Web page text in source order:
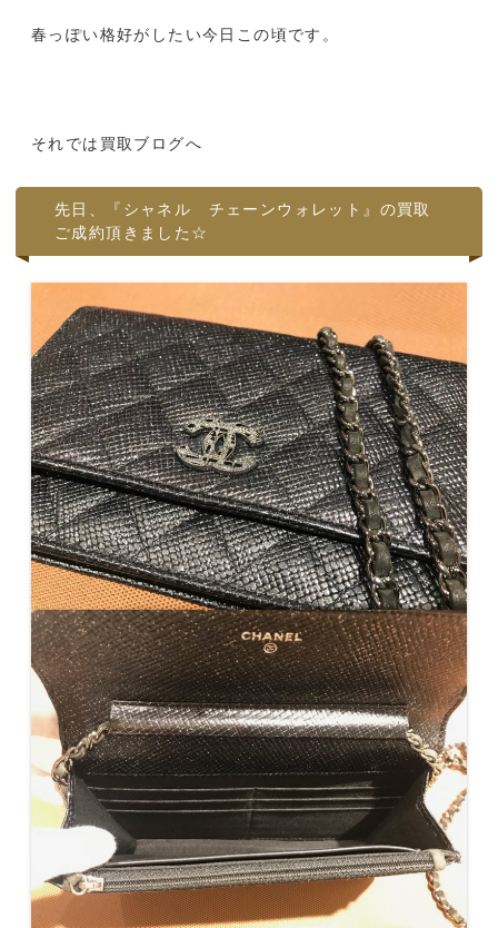
春っぽい格好がしたい今日この頃です。
それでは買取ブログへ
先日、『シャネル チェーンウォレット』の買取
ご成約頂きました☆